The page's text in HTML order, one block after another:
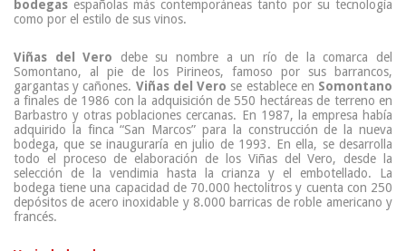
bodegas españolas más contemporáneas tanto por su tecnología
como por el estilo de sus vinos.
Viñas del Vero debe su nombre a un río de la comarca del
Somontano, al pie de los Pirineos, famoso por sus barrancos,
gargantas y cañones. Viñas del Vero se establece en Somontano
a finales de 1986 con la adquisición de 550 hectáreas de terreno en
Barbastro y otras poblaciones cercanas. En 1987, la empresa había
adquirido la finca “San Marcos” para la construcción de la nueva
bodega, que se inauguraría en julio de 1993. En ella, se desarrolla
todo el proceso de elaboración de los Viñas del Vero, desde la
selección de la vendimia hasta la crianza y el embotellado. La
bodega tiene una capacidad de 70.000 hectolitros y cuenta con 250
depósitos de acero inoxidable y 8.000 barricas de roble americano y
francés.